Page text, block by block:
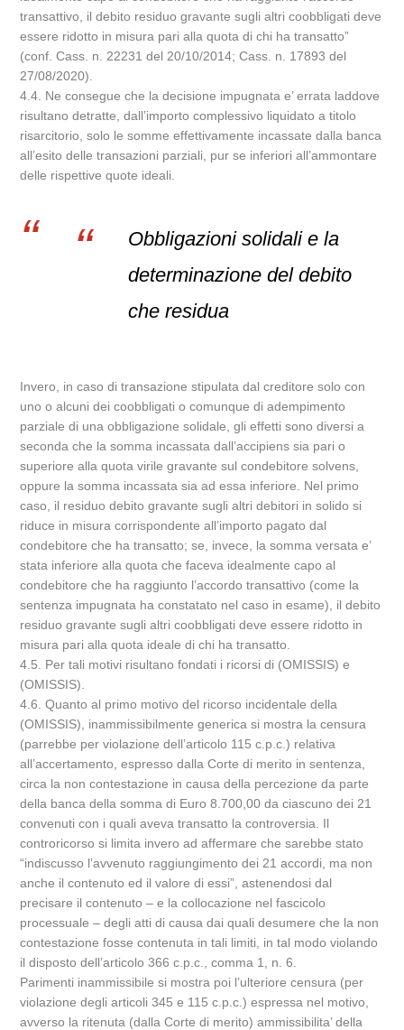
transattivo, il debito residuo gravante sugli altri coobbligati deve
essere ridotto in misura pari alla quota di chi ha transatto”
(conf. Cass. n. 22231 del 20/10/2014; Cass. n. 17893 del
27/08/2020).
4.4. Ne consegue che la decisione impugnata e’ errata laddove
risultano detratte, dall’importo complessivo liquidato a titolo
risarcitorio, solo le somme effettivamente incassate dalla banca
all’esito delle transazioni parziali, pur se inferiori all’ammontare
delle rispettive quote ideali.
Obbligazioni solidali e la
determinazione del debito
che residua
Invero, in caso di transazione stipulata dal creditore solo con
uno o alcuni dei coobbligati o comunque di adempimento
parziale di una obbligazione solidale, gli effetti sono diversi a
seconda che la somma incassata dall’accipiens sia pari o
superiore alla quota virile gravante sul condebitore solvens,
oppure la somma incassata sia ad essa inferiore. Nel primo
caso, il residuo debito gravante sugli altri debitori in solido si
riduce in misura corrispondente all’importo pagato dal
condebitore che ha transatto; se, invece, la somma versata e’
stata inferiore alla quota che faceva idealmente capo al
condebitore che ha raggiunto l’accordo transattivo (come la
sentenza impugnata ha constatato nel caso in esame), il debito
residuo gravante sugli altri coobbligati deve essere ridotto in
misura pari alla quota ideale di chi ha transatto.
4.5. Per tali motivi risultano fondati i ricorsi di (OMISSIS) e
(OMISSIS).
4.6. Quanto al primo motivo del ricorso incidentale della
(OMISSIS), inammissibilmente generica si mostra la censura
(parrebbe per violazione dell’articolo 115 c.p.c.) relativa
all’accertamento, espresso dalla Corte di merito in sentenza,
circa la non contestazione in causa della percezione da parte
della banca della somma di Euro 8.700,00 da ciascuno dei 21
convenuti con i quali aveva transatto la controversia. Il
controricorso si limita invero ad affermare che sarebbe stato
“indiscusso l’avvenuto raggiungimento dei 21 accordi, ma non
anche il contenuto ed il valore di essi”, astenendosi dal
precisare il contenuto – e la collocazione nel fascicolo
processuale – degli atti di causa dai quali desumere che la non
contestazione fosse contenuta in tali limiti, in tal modo violando
il disposto dell’articolo 366 c.p.c., comma 1, n. 6.
Parimenti inammissibile si mostra poi l’ulteriore censura (per
violazione degli articoli 345 e 115 c.p.c.) espressa nel motivo,
avverso la ritenuta (dalla Corte di merito) ammissibilita’ della